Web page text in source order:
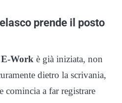
prende il posto
E-Work è già iniziata, non
dietro la scrivania,
comincia a far registrare